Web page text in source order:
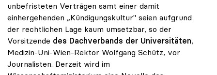
unbefristeten Verträgen samt einer damit
einhergehenden „Kündigungskultur" seien aufgrund
der rechtlichen Lage kaum umsetzbar, so der
Vorsitzende des Dachverbands der Universitäten,
Medizin-Uni-Wien-Rektor Wolfgang Schütz, vor
Journalisten. Derzeit wird im